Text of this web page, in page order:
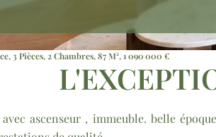
3 Pièces, 2 Chambres, 87 M², 1 090 000 €
ascenseur , immeuble. belle